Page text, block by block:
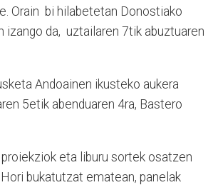
Orain bi hilabetetan Donostiako
izango da, uztailaren 7tik abuztuaren
Andoainen ikusteko aukera
5etik abenduaren 4ra, Bastero
eta liburu sortek osatzen
bukatutzat ematean, panelak